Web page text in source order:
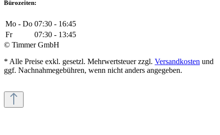
Bürozeiten:
Mo - Do 07:30 - 16:45
Fr
07:30 - 13:45
© Timmer GmbH
* Alle Preise exkl. gesetzl. Mehrwertsteuer zzgl. Versandkosten und
ggf. Nachnahmegebühren, wenn nicht anders angegeben.